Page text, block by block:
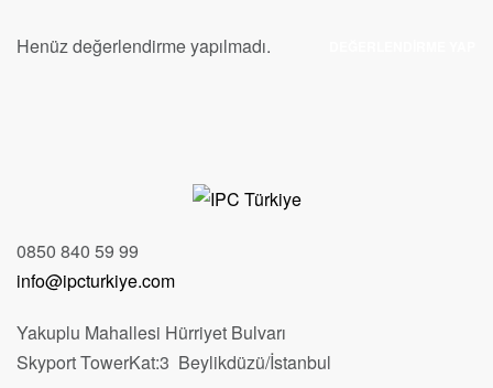
Henüz değerlendirme yapılmadı.
0850 840 59 99
info@ipcturkiye.com
Yakuplu Mahallesi Hürriyet Bulvarı
Skyport TowerKat:3 Beylikdüzü/İstanbul